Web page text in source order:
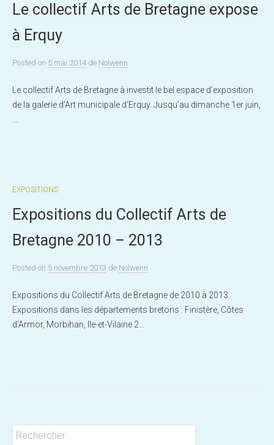
Le collectif Arts de Bretagne expose
à Erquy
Posted on 5 mai 2014 de Nolwenn
Le collectif Arts de Bretagne à investit le bel espace d’exposition
de la galerie d’Art municipale d’Erquy. Jusqu’au dimanche 1er juin,
EXPOSITIONS
Expositions du Collectif Arts de
Bretagne 2010 – 2013
Posted on 5 novembre 2013 de Nolwenn
Expositions du Collectif Arts de Bretagne de 2010 à 2013.
Expositions dans les départements bretons : Finistère, Côtes
d’Armor, Morbihan, Ile-et-Vilaine 2...
Rechercher :